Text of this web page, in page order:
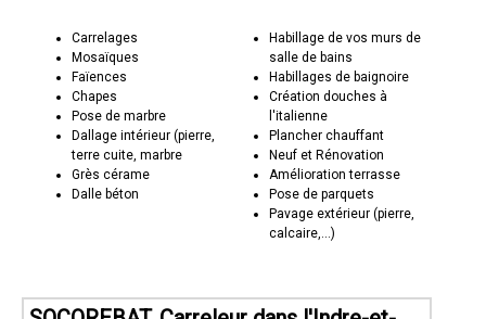
Carrelages
Mosaïques
Faïences
Chapes
Pose de marbre
Dallage intérieur (pierre,
terre cuite, marbre
Grès cérame
Dalle béton
Habillage de vos murs de
salle de bains
Habillages de baignoire
Création douches à
l'italienne
Plancher chauffant
Neuf et Rénovation
Amélioration terrasse
Pose de parquets
Pavage extérieur (pierre,
calcaire,...)